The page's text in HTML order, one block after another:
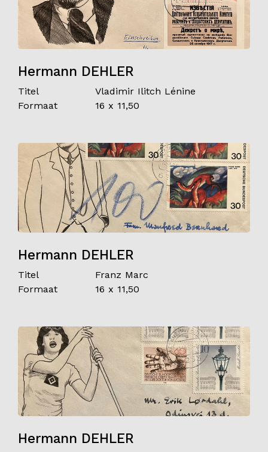
Hermann DEHLER
Titel
Vladimir Ilitch Lénine
Formaat
16 x 11,50
Hermann DEHLER
Titel
Franz Marc
Formaat
16 x 11,50
Hermann DEHLER